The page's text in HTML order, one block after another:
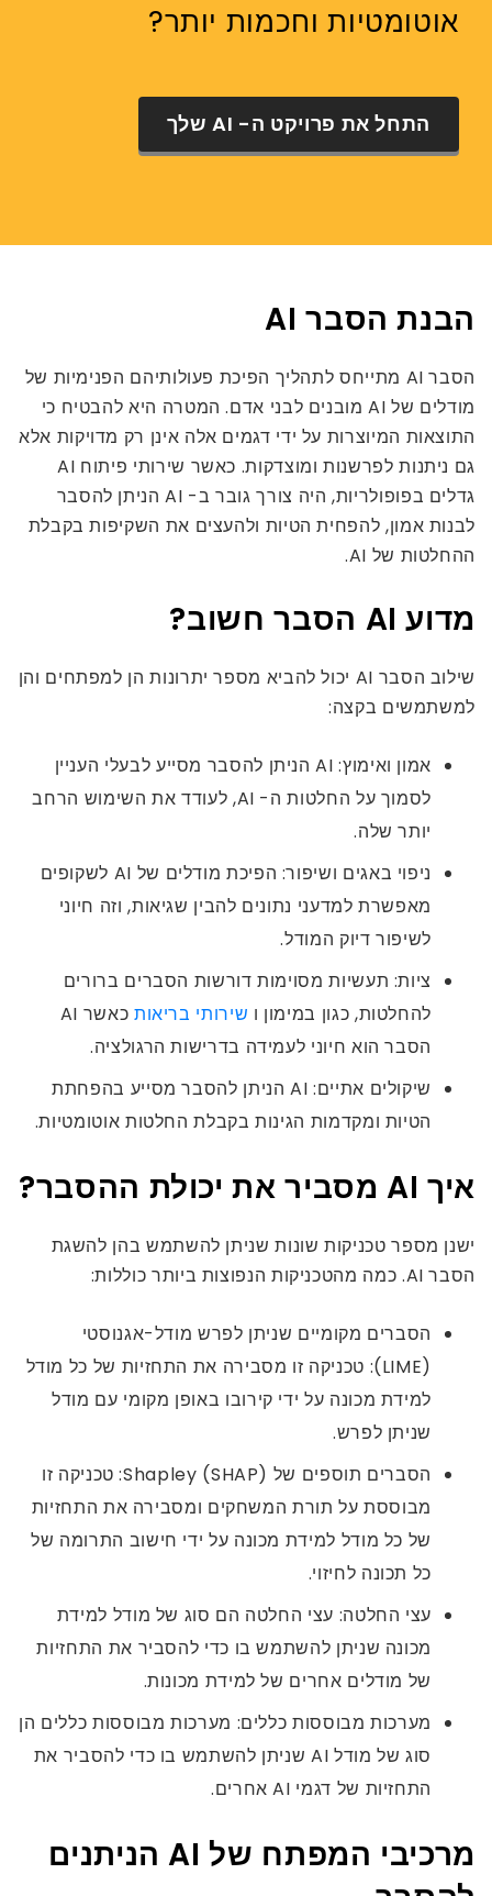
אוטומטיות וחכמות יותר?
התחל את פרויקט ה- AI שלך
הבנת הסבר AI
הסבר AI מתייחס לתהליך הפיכת פעולותיהם הפנימיות של
מודלים של AI מובנים לבני אדם. המטרה היא להבטיח כי
התוצאות המיוצרות על ידי דגמים אלה אינן רק מדויקות אלא
גם ניתנות לפרשנות ומוצדקות. כאשר שירותי פיתוח AI
גדלים בפופולריות, היה צורך גובר ב- AI הניתן להסבר
לבנות אמון, להפחית הטיות ולהעצים את השקיפות בקבלת
ההחלטות של AI.
מדוע AI הסבר חשוב?
שילוב הסבר AI יכול להביא מספר יתרונות הן למפתחים והן
למשתמשים בקצה:
אמון ואימוץ: AI הניתן להסבר מסייע לבעלי העניין
לסמוך על החלטות ה- AI, לעודד את השימוש הרחב
יותר שלה.
ניפוי באגים ושיפור: הפיכת מודלים של AI לשקופים
מאפשרת למדעני נתונים להבין שגיאות, וזה חיוני
לשיפור דיוק המודל.
ציות: תעשיות מסוימות דורשות הסברים ברורים
להחלטות, כגון במימון ו שירותי בריאות
כאשר AI
הסבר הוא חיוני לעמידה בדרישות הרגולציה.
שיקולים אתיים: AI הניתן להסבר מסייע בהפחתת
הטיות ומקדמות הגינות בקבלת החלטות אוטומטיות.
איך AI מסביר את יכולת ההסבר?
ישנן מספר טכניקות שונות שניתן להשתמש בהן להשגת
הסבר AI. כמה מהטכניקות הנפוצות ביותר כוללות:
הסברים מקומיים שניתן לפרש מודל-אגנוסטי
(LIME): טכניקה זו מסבירה את התחזיות של כל מודל
למידת מכונה על ידי קירובו באופן מקומי עם מודל
שניתן לפרש.
הסברים תוספים של Shapley (SHAP): טכניקה זו
מבוססת על תורת המשחקים ומסבירה את התחזיות
של כל מודל למידת מכונה על ידי חישוב התרומה של
כל תכונה לחיזוי.
עצי החלטה: עצי החלטה הם סוג של מודל למידת
מכונה שניתן להשתמש בו כדי להסביר את התחזיות
של מודלים אחרים של למידת מכונות.
מערכות מבוססות כללים: מערכות מבוססות כללים הן
סוג של מודל AI שניתן להשתמש בו כדי להסביר את
התחזיות של דגמי AI אחרים.
מרכיבי המפתח של AI הניתנים